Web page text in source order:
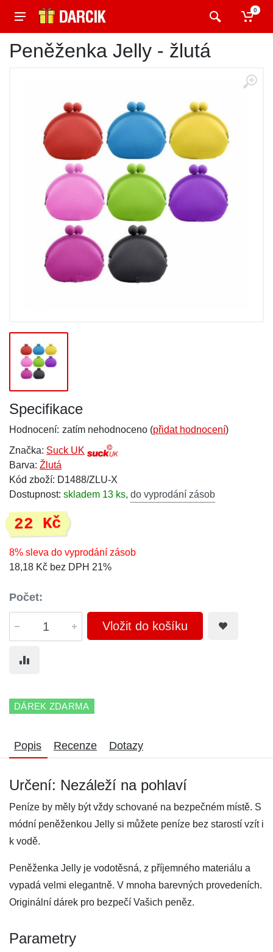
0
Peněženka Jelly - žlutá
Specifikace
Hodnocení: zatím nehodnoceno (přidat hodnocení)
Značka: Suck UK
Barva: Žlutá
Kód zboží: D1488/ZLU-X
Dostupnost: skladem 13 ks, do vyprodání zásob
22 Kč
8% sleva do vyprodání zásob
18,18 Kč bez DPH 21%
Počet:
Vložit do košíku
DÁREK ZDARMA
Popis Recenze Dotazy
Určení: Nezáleží na pohlaví
Peníze by měly být vždy schované na bezpečném místě. S
módní peněženkou Jelly si můžete peníze bez starostí vzít i
k vodě.
Peněženka Jelly je vodotěsná, z příjemného materiálu a
vypadá velmi elegantně. V mnoha barevných provedeních.
Originální dárek pro bezpečí Vašich peněz.
Parametry